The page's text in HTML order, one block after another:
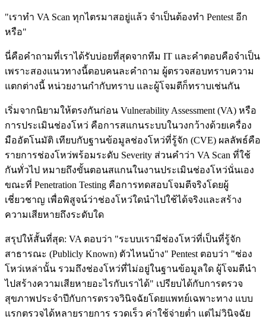
"เราทำ VA Scan ทุกไตรมาสอยู่แล้ว จำเป็นต้องทำ Pentest อีก
หรือ"
นี่คือคำถามที่เราได้รับบ่อยที่สุดจากทีม IT และคำตอบคือจำเป็น
เพราะสองแนวทางนี้ตอบคนละคำถาม ผู้ตรวจสอบทราบความ
แตกต่างนี้ หน่วยงานกำกับทราบ และผู้โจมตีก็ทราบเช่นกัน
เริ่มจากนิยามให้ตรงกันก่อน Vulnerability Assessment (VA) หรือ
การประเมินช่องโหว่ คือการสแกนระบบในวงกว้างด้วยเครื่อง
มืออัตโนมัติ เทียบกับฐานข้อมูลช่องโหว่ที่รู้จัก (CVE) ผลลัพธ์คือ
รายการช่องโหว่พร้อมระดับ Severity ส่วนคำว่า VA Scan ที่ใช้
กันทั่วไป หมายถึงขั้นตอนสแกนในงานประเมินช่องโหว่นั่นเอง
ขณะที่ Penetration Testing คือการทดสอบโจมตีจริงโดยผู้
เชี่ยวชาญ เพื่อพิสูจน์ว่าช่องโหว่ใดนำไปใช้ได้จริงและสร้าง
ความเสียหายถึงระดับใด
สรุปให้สั้นที่สุด: VA ตอบว่า "ระบบเรามีช่องโหว่ที่เป็นที่รู้จัก
สาธารณะ (Publicly Known) ตัวไหนบ้าง" Pentest ตอบว่า "ช่อง
โหว่เหล่านั้น รวมถึงช่องโหว่ที่ไม่อยู่ในฐานข้อมูลใด ผู้โจมตีนำ
ไปสร้างความเสียหายอะไรกับเราได้" เปรียบได้กับการตรวจ
สุขภาพประจำปีกับการตรวจวินิจฉัยโดยแพทย์เฉพาะทาง แบบ
แรกตรวจได้หลายรายการ รวดเร็ว ค่าใช้จ่ายต่ำ แต่ไม่วินิจฉัย